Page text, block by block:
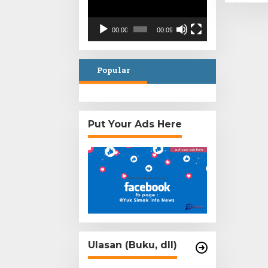
00:00 00:09
Popular
Put Your Ads Here
Ulasan (Buku, dll)